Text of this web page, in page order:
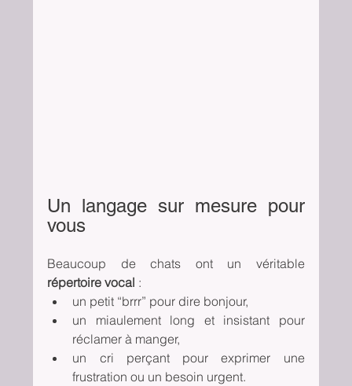
Un langage sur mesure pour
vous
Beaucoup de chats ont un véritable
répertoire vocal :
un petit “brrr” pour dire bonjour,
un miaulement long et insistant pour
réclamer à manger,
un cri perçant pour exprimer une
frustration ou un besoin urgent.